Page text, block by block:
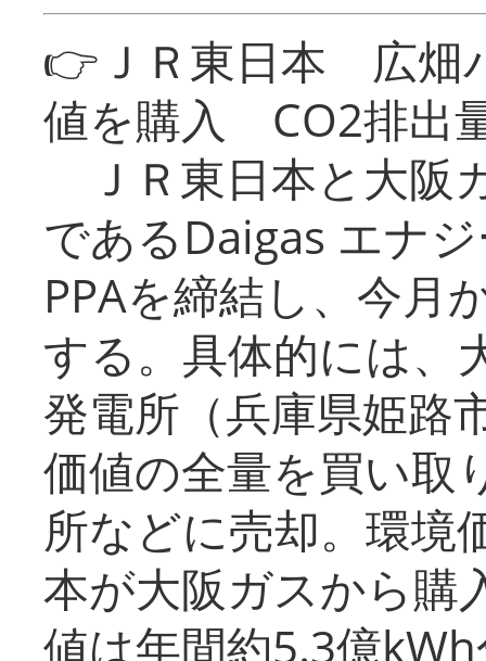
👉ＪＲ東日本 広畑
値を購入 CO2排出
ＪＲ東日本と大阪
であるDaigas エナ
PPAを締結し、今月
する。具体的には、
発電所（兵庫県姫路
価値の全量を買い取
所などに売却。環境
本が大阪ガスから購
値は年間約5.3億